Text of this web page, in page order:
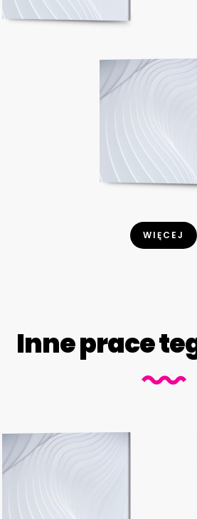
WIĘCEJ
Inne prace